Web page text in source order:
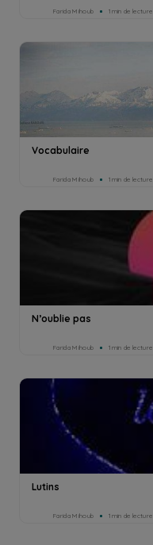
Farida Mihoub 1min de lecture
Vocabulaire
Farida Mihoub 1min de lecture
N’oublie pas
Farida Mihoub 1min de lecture
Lutins
Farida Mihoub 1min de lecture